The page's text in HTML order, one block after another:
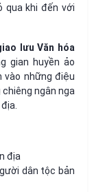
qua khi đến với
lưu Văn hóa
gian huyền ảo
vào những điệu
ngân nga
địa
dân tộc bản